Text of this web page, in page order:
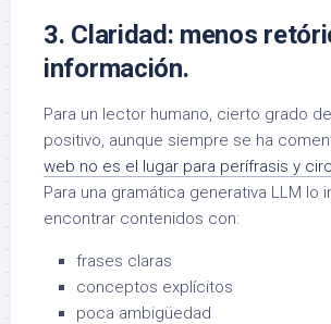
3. Claridad: menos
información.
Para un lector humano, cierto grado
positivo, aunque siempre se ha
web no es el lugar para perífrasis y
Para una gramática generativa LLM lo
encontrar contenidos con:
frases claras
conceptos explícitos
poca ambigüedad